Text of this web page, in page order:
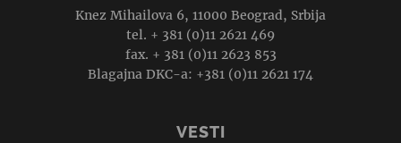
Knez Mihailova 6, 11000 Beograd, Srbija
tel. + 381 (0)11 2621 469
fax. + 381 (0)11 2623 853
Blagajna DKC-a: +381 (0)11 2621 174
VESTI